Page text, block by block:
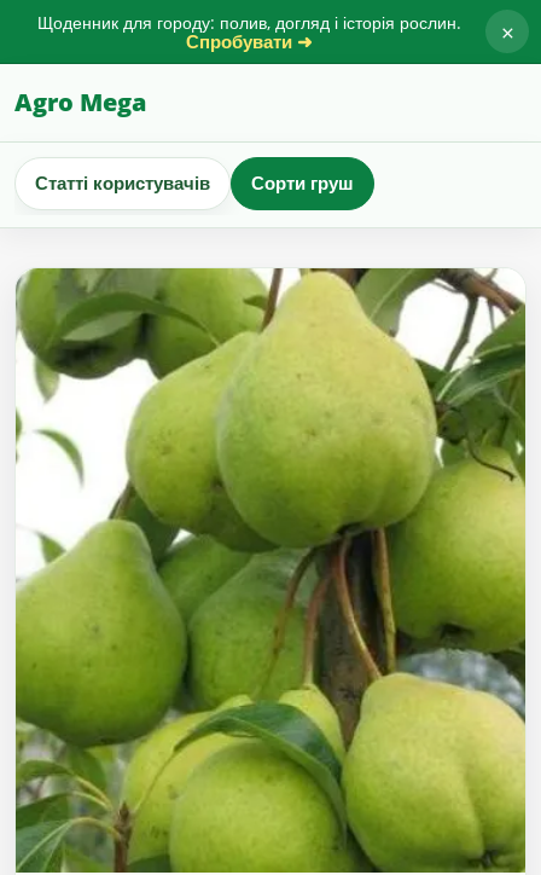
Щоденник для городу: полив, догляд і історія рослин.
Спробувати ➜ ×
Agro Mega
Статті користувачів Сорти груш